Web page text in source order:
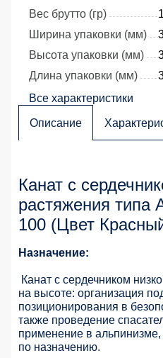
Вес брутто (гр)
Ширина упаковки (мм)
Высота упаковки (мм)
Длина упаковки (мм)
Все характеристики
Описание
Канат с
растяжения типа
100 (Цвет
Назначение:
Канат с сердечником
на высоте: организация
позиционирования в
также проведение
применение в альпинизме,
по назначению.